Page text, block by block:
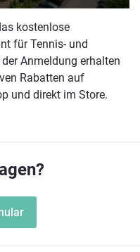
kostenlose
für Tennis- und
Anmeldung erhalten
Rabatten auf
und direkt im Store.